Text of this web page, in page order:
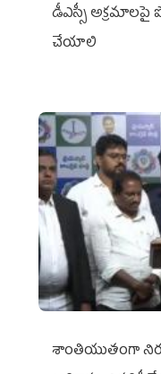
డీఎస్సీ
చేయాలి
శాంతియుతంగా